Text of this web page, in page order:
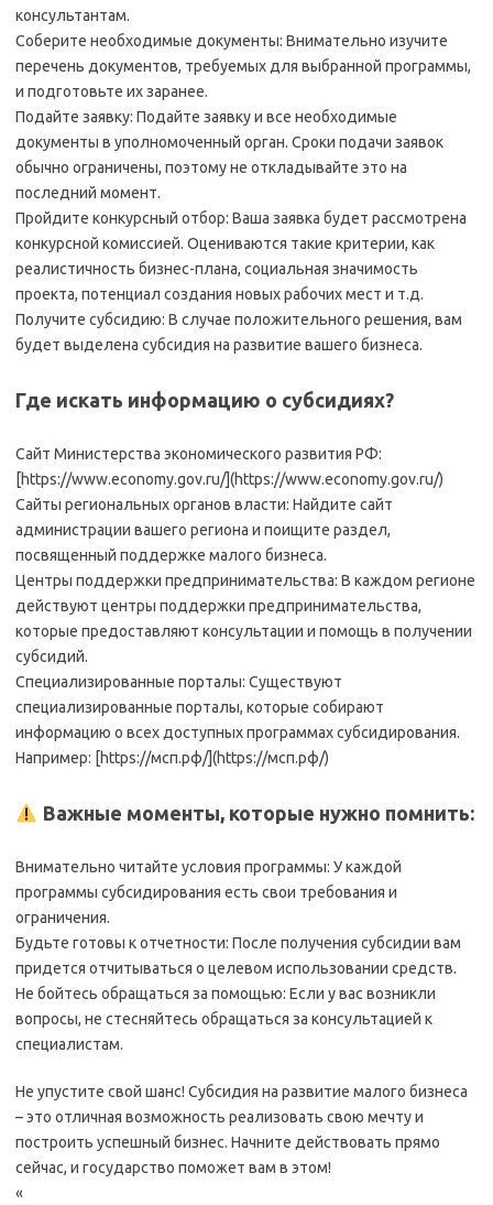
консультантам.
Соберите необходимые документы: Внимательно изучите
перечень документов, требуемых для выбранной программы,
и подготовьте их заранее.
Подайте заявку: Подайте заявку и все необходимые
документы в уполномоченный орган. Сроки подачи заявок
обычно ограничены, поэтому не откладывайте это на
последний момент.
Пройдите конкурсный отбор: Ваша заявка будет рассмотрена
конкурсной комиссией. Оцениваются такие критерии, как
реалистичность бизнес-плана, социальная значимость
проекта, потенциал создания новых рабочих мест и т.д.
Получите субсидию: В случае положительного решения, вам
будет выделена субсидия на развитие вашего бизнеса.
Где искать информацию о субсидиях?
Сайт Министерства экономического развития РФ:
[https://www.economy.gov.ru/](https://www.economy.gov.ru/)
Сайты региональных органов власти: Найдите сайт
администрации вашего региона и поищите раздел,
посвященный поддержке малого бизнеса.
Центры поддержки предпринимательства: В каждом регионе
действуют центры поддержки предпринимательства,
которые предоставляют консультации и помощь в получении
субсидий.
Специализированные порталы: Существуют
специализированные порталы, которые собирают
информацию о всех доступных программах субсидирования.
Например: [https://мсп.рф/](https://мсп.рф/)
Важные моменты, которые нужно помнить:
Внимательно читайте условия программы: У каждой
программы субсидирования есть свои требования и
ограничения.
Будьте готовы к отчетности: После получения субсидии вам
придется отчитываться о целевом использовании средств.
Не бойтесь обращаться за помощью: Если у вас возникли
вопросы, не стесняйтесь обращаться за консультацией к
специалистам.
Не упустите свой шанс! Субсидия на развитие малого бизнеса
– это отличная возможность реализовать свою мечту и
построить успешный бизнес. Начните действовать прямо
сейчас, и государство поможет вам в этом!
«